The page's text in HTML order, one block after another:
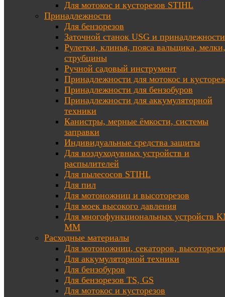
Для мотокос и кусторезов STIHL
Принадлежности
Для бензорезов
Заточной станок USG и принадлежности
Рулетки, клинья, пояса вальщика, мелки,
струбцины
Ручной садовый инструмент
Принадлежности для мотокос и
Принадлежности для бензобуров
Принадлежности для аккумуляторной
техники
Канистры, мерные ёмкости, системы
заправки
Индивидуальные средства защиты
Для воздуходувных устройств и
распылителей
Для пылесосов STIHL
Для пил
Для мотоножниц и высоторезов
Для моек высокого давления
Для многофункциональных устройств
MM
Расходные материалы
Для мотоножниц, секаторов,
Для аккумуляторной техники
Для бензобуров
Для бензорезов TS, GS
Для мотокос и кусторезов